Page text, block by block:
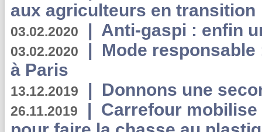
aux agriculteurs en transition
03.02.2020 | Anti-gaspi : enfin
03.02.2020 | Mode
à Paris
13.12.2019 | Donnons une
26.11.2019 | Carrefour